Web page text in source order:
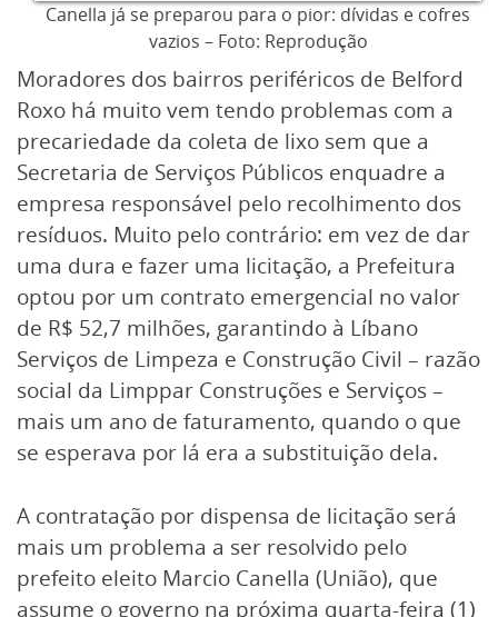
Canella já se preparou para o pior: dívidas e cofres
vazios – Foto: Reprodução
Moradores dos bairros periféricos de Belford
Roxo há muito vem tendo problemas com a
precariedade da coleta de lixo sem que a
Secretaria de Serviços Públicos enquadre a
empresa responsável pelo recolhimento dos
resíduos. Muito pelo contrário: em vez de dar
uma dura e fazer uma licitação, a Prefeitura
optou por um contrato emergencial no valor
de R$ 52,7 milhões, garantindo à Líbano
Serviços de Limpeza e Construção Civil – razão
social da Limppar Construções e Serviços –
mais um ano de faturamento, quando o que
se esperava por lá era a substituição dela.
A contratação por dispensa de licitação será
mais um problema a ser resolvido pelo
prefeito eleito Marcio Canella (União), que
assume o governo na próxima quarta-feira (1)